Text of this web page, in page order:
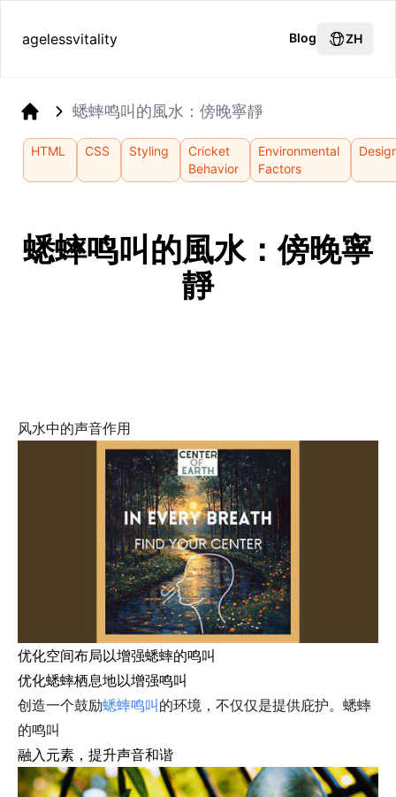
agelessvitality Blog ZH
蟋蟀鸣叫的風水：傍晚寧靜
HTML CSS Styling
Cricket
Behavior
Environmental
Factors
蟋蟀鸣叫的風水：傍晚寧
靜
风水中的声音作用
优化空间布局以增强蟋蟀的鸣叫
优化蟋蟀栖息地以增强鸣叫
创造一个鼓励蟋蟀鸣叫的环境，不仅仅是提供庇护。蟋蟀
的鸣叫
融入元素，提升声音和谐